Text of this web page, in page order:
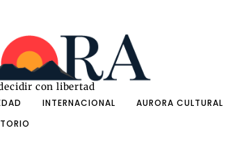
con libertad
INTERNACIONAL
AURORA CULTURAL